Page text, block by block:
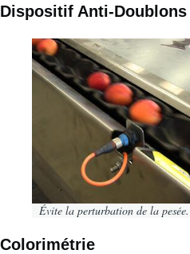
Dispositif Anti-Doublons
Image
Évite la perturbation de la pesée.
Colorimétrie